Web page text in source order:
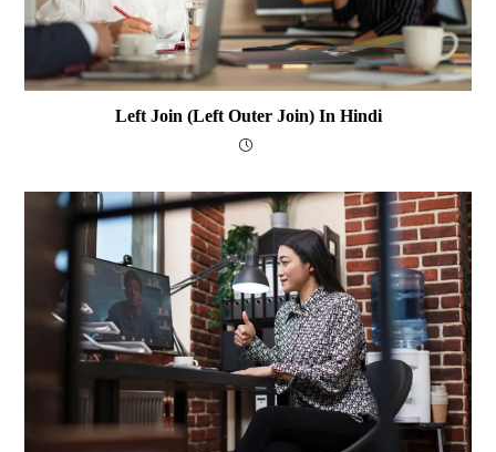
Left Join (Left Outer Join) In Hindi